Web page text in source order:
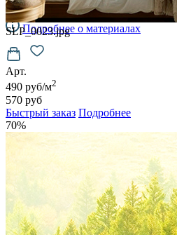
6500руб/м2
Подробнее о материалах
SLP_0023.jpg
Арт.
490 руб/м2
570 руб
Быстрый заказ Подробнее
70%